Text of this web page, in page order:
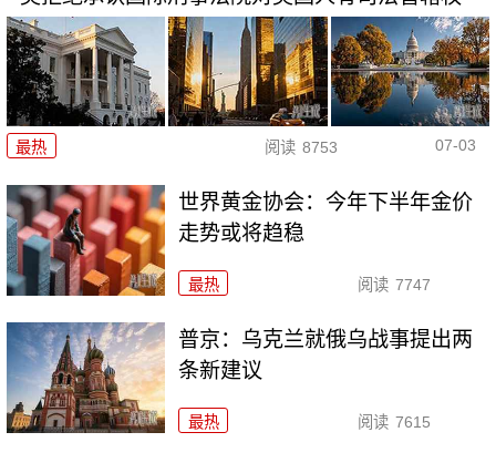
最热 阅读 8753 07-03
世界黄金协会：今年下半年金价
走势或将趋稳
最热 阅读 7747
普京：乌克兰就俄乌战事提出两
条新建议
最热 阅读 7615